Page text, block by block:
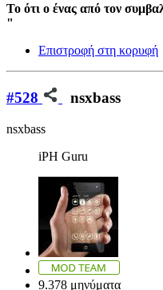
Το ότι ο ένας από τον
"
Επιστροφή στη κορυφή
#528 nsxbass
nsxbass
iPH Guru
9.378 μηνύματα